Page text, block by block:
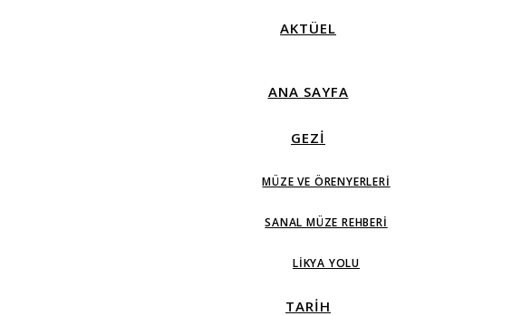
AKTÜEL
ANA SAYFA
GEZİ
MÜZE VE ÖRENYERLERI
SANAL MÜZE REHBERI
LIKYA YOLU
TARİH